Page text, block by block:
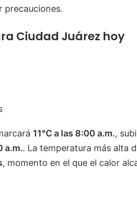
precauciones.
Ciudad Juárez hoy
11°C a las 8:00 a.m.,
a.m.. La temperatura más alta
, momento en el que el calor